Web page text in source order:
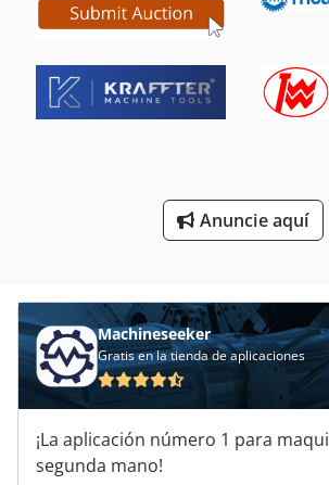
Máquina Del Engranaje
Máquinas De Cepillado
Máquinas De Torneado Cnc
Rectificadora De Cigüeñal
Rectificadora De Cincel
Anuncie aquí
Machineseeker
Gratis en la tienda de aplicaciones
¡La aplicación número 1 para
segunda mano!